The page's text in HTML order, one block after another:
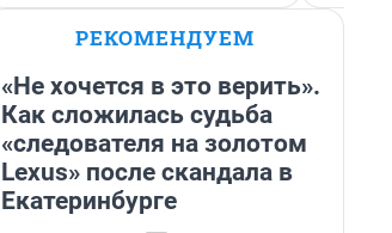
РЕКОМЕНДУЕМ
«Не хочется в это верить».
Как сложилась судьба
«следователя на золотом
Lexus» после скандала в
Екатеринбурге